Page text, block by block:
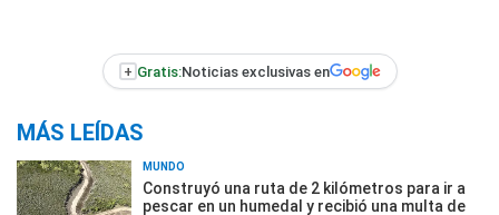
+ Gratis:Noticias exclusivas en
MÁS LEÍDAS
MUNDO
Construyó una ruta de 2 kilómetros para ir a
pescar en un humedal y recibió una multa de